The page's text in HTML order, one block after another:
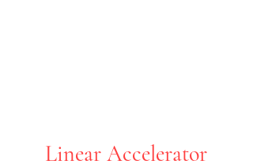
Linear Accelerator